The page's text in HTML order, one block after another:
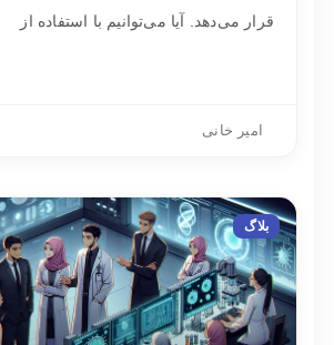
قرار می‌دهد. آیا می‌توانیم با استفاده از
امیر خانی
بلاگ